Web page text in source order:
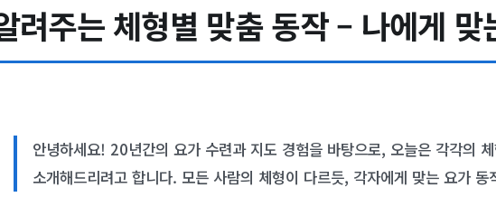
려주는 체형별 맞춤 동작 – 나에게 맞
안녕하세요! 20년간의 요가 수련과 지도 경험을 바탕으로, 오늘은 각각의
소개해드리려고 합니다. 모든 사람의 체형이 다르듯, 각자에게 맞는 요가 동